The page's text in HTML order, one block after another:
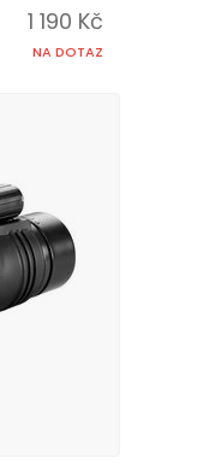
1 190 Kč
NA DOTAZ